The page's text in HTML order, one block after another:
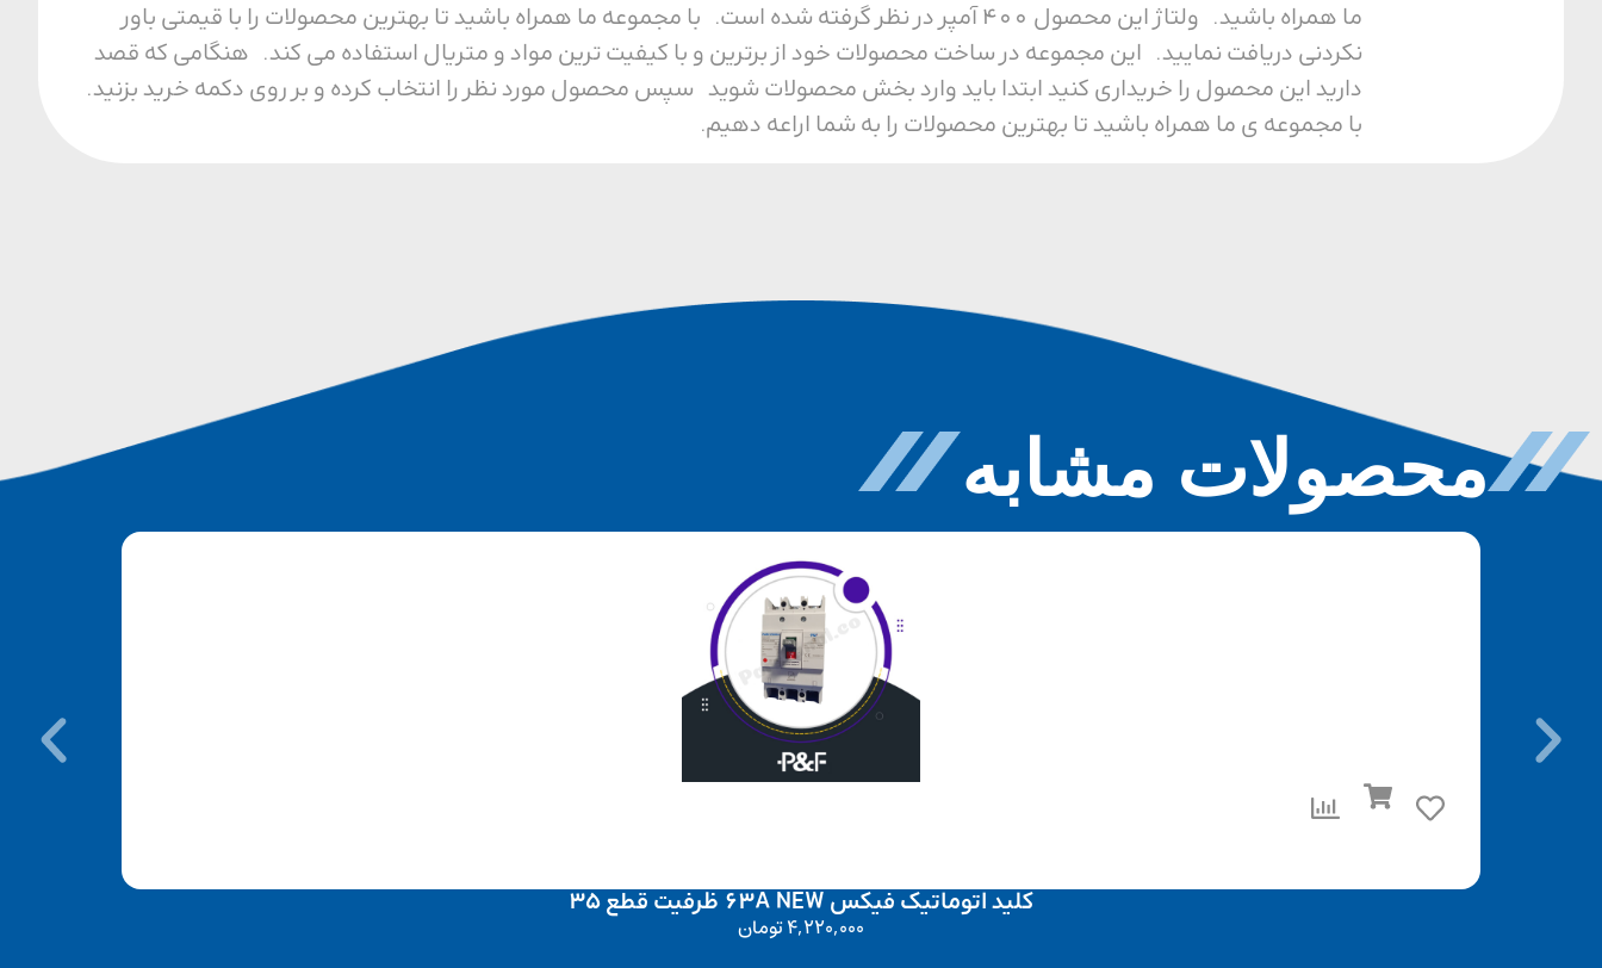
ما همراه باشید. ولتاژ این محصول 400 آمپر در نظر گرفته شده است. با مجموعه ما همراه باشید تا بهترین محصولات را با قیمتی باور
نکردنی دریافت نمایید. این مجموعه در ساخت محصولات خود از برترین و با کیفیت ترین مواد و متریال استفاده می کند. هنگامی که قصد
دارید این محصول را خریداری کنید ابتدا باید وارد بخش محصولات شوید سپس محصول مورد نظر را انتخاب کرده و بر روی دکمه خرید بزنید.
با مجموعه ی ما همراه باشید تا بهترین محصولات را به شما اراعه دهیم.
محصولات مشابه
کلید اتوماتیک فیکس 63A NEW ظرفیت قطع 35
4,220,000تومان